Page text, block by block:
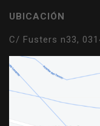
UBICACIÓN
C/ Fusters n33,